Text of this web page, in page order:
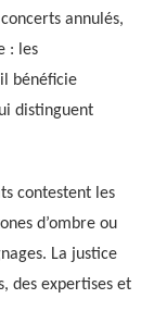
annulés,
: les
bénéficie
distinguent
contestent les
d’ombre ou
La justice
des expertises et